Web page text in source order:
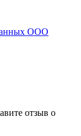
ООО
отзыв о